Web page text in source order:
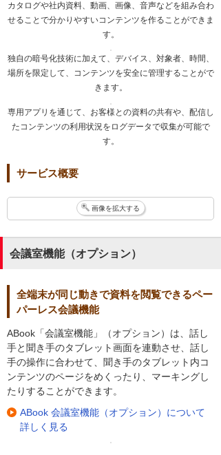
カタログや社内資料、動画、画像、音声などを組み合わ
せることで分かりやすいコンテンツを作ることができま
す。
独自の暗号化技術に加えて、デバイス、対象者、時間、
場所を限定して、コンテンツを安全に管理することがで
きます。
専用アプリを通じて、お客様との資料の共有や、配信し
たコンテンツの利用状況をログデータで収集が可能で
す。
サービス概要
画像を拡大する
会議室機能（オプション）
全端末が同じ動きで資料を閲覧できるペー
パーレス会議機能
ABook「会議室機能」（オプション）は、話し
手と聞き手のタブレット画面を連動させ、話し
手の操作に合わせて、聞き手のタブレット内コ
ンテンツのページをめくったり、マーキングし
たりすることができます。
ABook 会議室機能（オプション）について
詳しく見る